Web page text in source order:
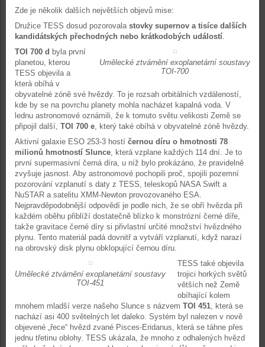
Zde je několik dalších největších objevů mise:
Družice TESS dosud pozorovala stovky supernov a tisíce dalších
kandidátských přechodných nebo krátkodobých událostí.
Umělecké ztvárnění exoplanetární soustavy
TOI-700
TOI 700 d byla první
planetou, kterou
TESS objevila a
která obíhá v
obyvatelné zóně své hvězdy. To je rozsah orbitálních vzdáleností,
kde by se na povrchu planety mohla nacházet kapalná voda. V
lednu astronomové oznámili, že k tomuto světu velikosti Země se
připojil další, TOI 700 e, který také obíhá v obyvatelné zóně hvězdy.
Aktivní galaxie ESO 253-3 hostí černou díru o hmotnosti 78
milionů hmotností Slunce, která vzplane každých 114 dní. Je to
první supermasivní černá díra, u níž bylo prokázáno, že pravidelně
zvyšuje jasnost. Aby astronomové pochopili proč, spojili pozemní
pozorování vzplanutí s daty z TESS, teleskopů NASA Swift a
NuSTAR a satelitu XMM-Newton provozovaného ESA.
Nejpravděpodobnější odpovědí je podle nich, že se obří hvězda při
každém oběhu přiblíží dostatečně blízko k monstrózní černé díře,
takže gravitace černé díry si přivlastní určité množství hvězdného
plynu. Tento materiál padá dovnitř a vytváří vzplanutí, když narazí
na obrovský disk plynu obklopující černou díru.
Umělecké ztvárnění exoplanetární soustavy
TOI-451
TESS také objevila
trojici horkých světů
větších než Země
obíhající kolem
mnohem mladší verze našeho Slunce s názvem TOI 451, která se
nachází asi 400 světelných let daleko. Systém byl nalezen v nově
objevené „řece“ hvězd zvané Pisces-Eridanus, která se táhne přes
jednu třetinu oblohy. TESS ukázala, že mnoho z odhalených hvězd